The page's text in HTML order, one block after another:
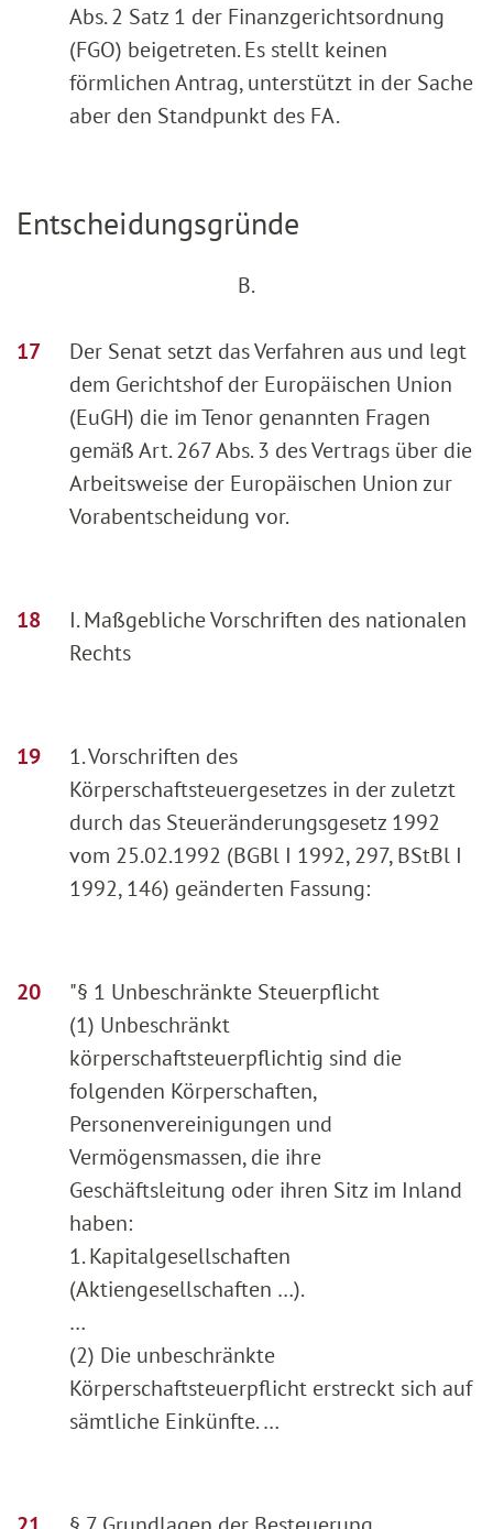
Abs. 2 Satz 1 der Finanzgerichtsordnung
(FGO) beigetreten. Es stellt keinen
förmlichen Antrag, unterstützt in der Sache
aber den Standpunkt des FA.
Entscheidungsgründe
B.
Der Senat setzt das Verfahren aus und legt
dem Gerichtshof der Europäischen Union
(EuGH) die im Tenor genannten Fragen
gemäß Art. 267 Abs. 3 des Vertrags über die
Arbeitsweise der Europäischen Union zur
Vorabentscheidung vor.
I. Maßgebliche Vorschriften des nationalen
Rechts
1. Vorschriften des
Körperschaftsteuergesetzes in der zuletzt
durch das Steueränderungsgesetz 1992
vom 25.02.1992 (BGBl I 1992, 297, BStBl I
1992, 146) geänderten Fassung:
"§ 1 Unbeschränkte Steuerpflicht
(1) Unbeschränkt
körperschaftsteuerpflichtig sind die
folgenden Körperschaften,
Personenvereinigungen und
Vermögensmassen, die ihre
Geschäftsleitung oder ihren Sitz im Inland
haben:
1. Kapitalgesellschaften
(Aktiengesellschaften …).
…
(2) Die unbeschränkte
Körperschaftsteuerpflicht erstreckt sich auf
sämtliche Einkünfte. …